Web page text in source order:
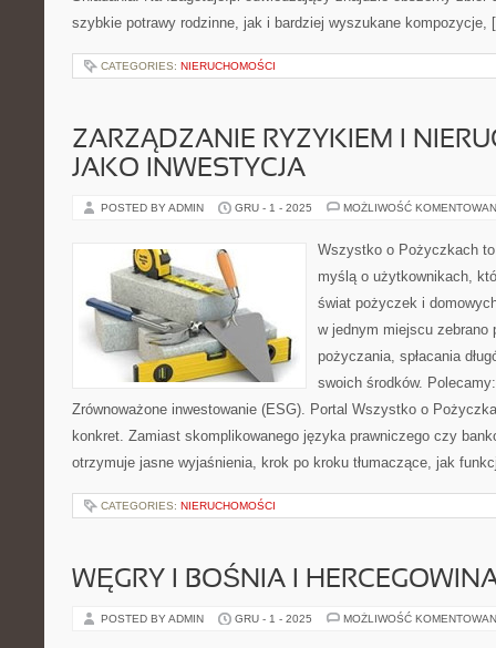
szybkie potrawy rodzinne, jak i bardziej wyszukane
CATEGORIES: NIERUCHOMOŚCI
ZARZĄDZANIE RYZYKIEM I
JAKO INWESTYCJA
POSTED BY ADMIN GRU - 1 - 2025 MOŻLIWOŚĆ
Wszystko o Pożyczkach
myślą o użytkownikach,
świat pożyczek i
w jednym miejscu zebrano
pożyczania, spłacania
swoich środków.
Zrównoważone inwestowanie (ESG). Portal Wszystko o
konkret. Zamiast skomplikowanego języka prawniczego czy
otrzymuje jasne wyjaśnienia, krok po kroku tłumaczące, jak
CATEGORIES: NIERUCHOMOŚCI
WĘGRY I BOŚNIA I
POSTED BY ADMIN GRU - 1 - 2025 MOŻLIWOŚĆ